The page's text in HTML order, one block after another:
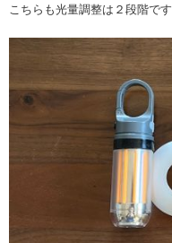
こちらも光量調整は２段階です